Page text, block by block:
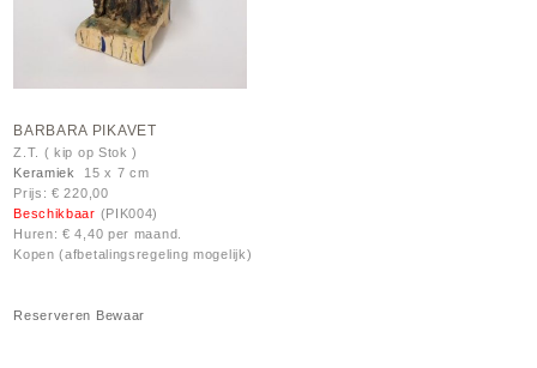
BARBARA PIKAVET
Z.T. ( kip op Stok )
Keramiek
15 x 7 cm
Prijs: € 220,00
Beschikbaar (PIK004)
Huren: € 4,40 per maand.
Kopen (afbetalingsregeling mogelijk)
Reserveren Bewaar